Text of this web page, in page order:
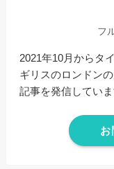
フ
2021年10月からタ
ギリスのロンドン
記事を発信していま
お